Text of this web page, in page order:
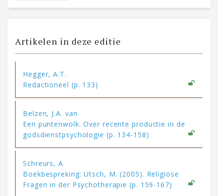
Artikelen in deze editie
Hegger, A.T.
Redactioneel (p. 133)
Belzen, J.A. van
Een puntenwolk. Over recente productie in de
godsdienstpsychologie (p. 134-158)
Schreurs, A.
Boekbespreking: Utsch, M. (2005). Religiöse
Fragen in der Psychotherapie (p. 159-167)